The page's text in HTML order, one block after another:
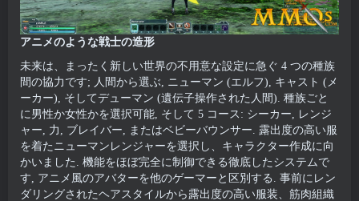
アニメのような戦士の造形
未来は、まったく新しい世界の不用意な設定に急ぐ 4 つの種族
間の協力です; 人間から選ぶ, ニューマン (エルフ), キャスト (メ
ーカー), そしてデューマン (遺伝子操作された人間). 種族ごと
に男性か女性かを選択可能, そして 5 コース: シーカー, レンジ
ャー, 力, ブレイバー, またはベビーバウンサー. 露出度の高い服
を着たニューマンレンジャーを選択し、キャラクター作成に向
かいました. 機能をほぼ完全に制御できる徹底したシステムで
す, アニメ風のアバターを他のゲーマーと区別する. 事前にレン
ダリングされたヘアスタイルから露出度の高い服装、筋肉組織